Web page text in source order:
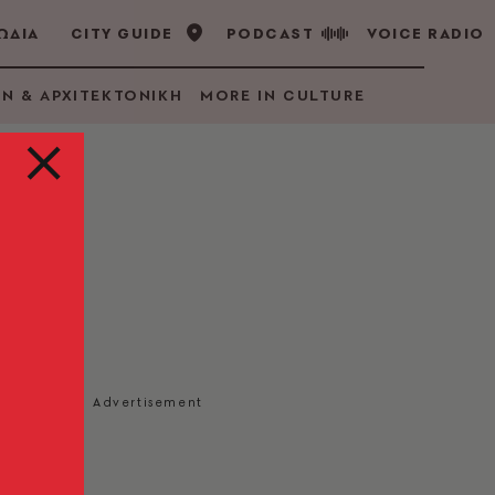
CITY GUIDE PODCAST VOICE RADIO
& ΑΡΧΙΤΕΚΤΟΝΙΚΗ MORE IN CULTURE